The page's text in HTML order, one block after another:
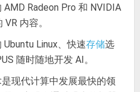
AMD Radeon Pro 和 NVIDIA
内容。
Linux、快速存储选
随时随地开发 AI。
现代计算中发展最快的领